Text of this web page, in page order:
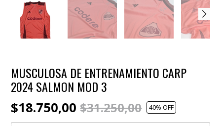
MUSCULOSA DE ENTRENAMIENTO CARP
2024 SALMON MOD 3
$18.750,00$31.250,00 40% OFF